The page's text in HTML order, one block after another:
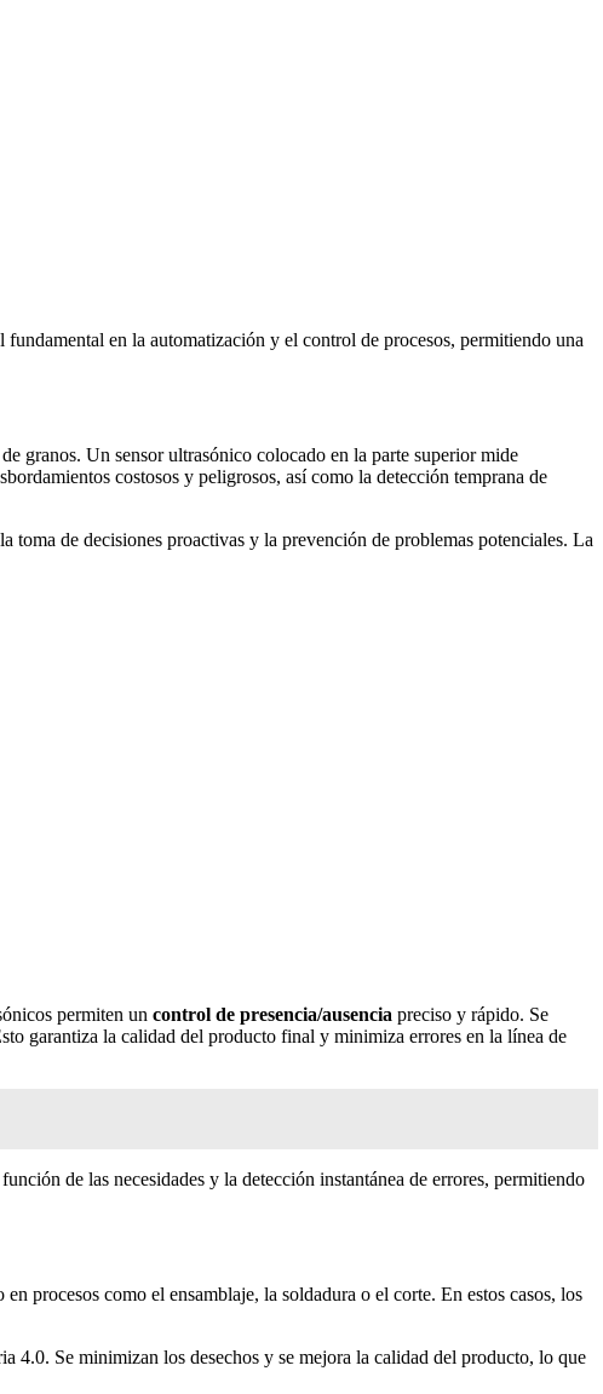
en la automatización y el control de procesos, permitiendo una
granos. Un sensor ultrasónico colocado en la parte superior mide
costosos y peligrosos, así como la detección temprana de
de decisiones proactivas y la prevención de problemas potenciales. La
permiten un control de presencia/ausencia preciso y rápido. Se
garantiza la calidad del producto final y minimiza errores en la línea de
de las necesidades y la detección instantánea de errores, permitiendo
en procesos como el ensamblaje, la soldadura o el corte. En estos casos, los
4.0. Se minimizan los desechos y se mejora la calidad del producto, lo que